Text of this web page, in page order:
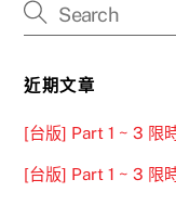
近期文章
[台版] Part 1 ~ 3 限
[台版] Part 1 ~ 3 限